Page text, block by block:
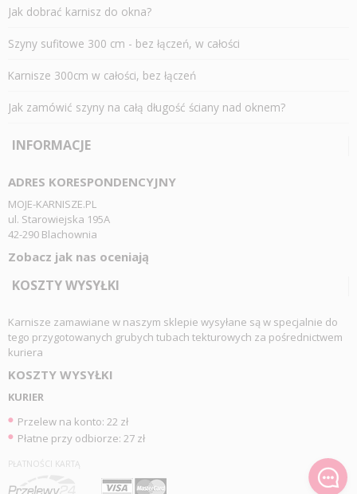
Jak dobrać karnisz do okna?
Szyny sufitowe 300 cm - bez łączeń, w całości
Karnisze 300cm w całości, bez łączeń
Jak zamówić szyny na całą długość ściany nad oknem?
INFORMACJE
ADRES KORESPONDENCYJNY
MOJE-KARNISZE.PL
ul. Starowiejska 195A
42-290 Blachownia
Zobacz jak nas oceniają
KOSZTY WYSYŁKI
Karnisze zamawiane w naszym sklepie wysyłane są w specjalnie do
tego przygotowanych grubych tubach tekturowych za pośrednictwem
kuriera
KOSZTY WYSYŁKI
KURIER
Przelew na konto: 22 zł
Płatne przy odbiorze: 27 zł
PŁATNOŚCI KARTĄ